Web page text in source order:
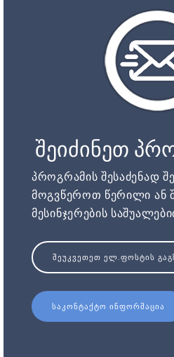
შეიძინეთ
პროგრამის შესაძენად
მოგვწეროთ წერილი ან
მესინჯერების
ᲨᲔᲣᲙᲕᲔᲗᲔᲗ ᲔᲚ.ᲤᲝᲡᲢᲘᲡ
ᲡᲐᲙᲝᲜᲢᲐᲥᲢᲝ ᲘᲜᲤᲝᲠᲛᲐᲪᲘᲐ